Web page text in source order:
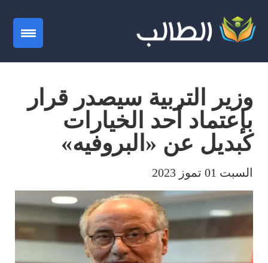
وزير التربية سيصدر قرار
بإعتماد أحد الخيارات
كبديل عن «البروفيه»
السبت 01 تموز 2023